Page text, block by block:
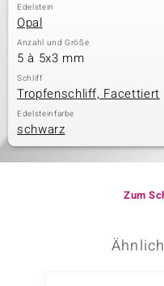
Edelstein
Opal
Anzahl und Größe
5 à 5x3 mm
Schliff
Tropfenschliff, Facettiert
Edelsteinfarbe
schwarz
Zum